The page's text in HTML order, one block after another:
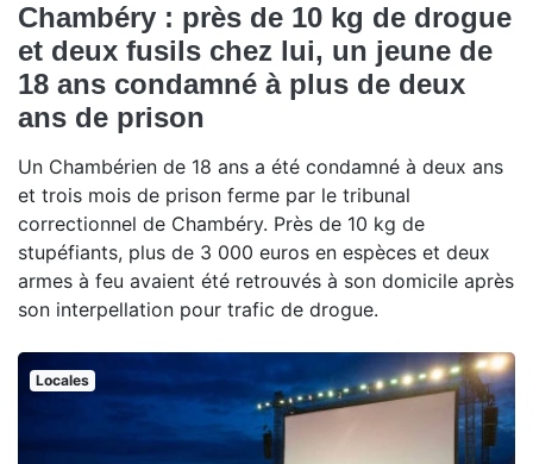
Chambéry : près de 10 kg de drogue
et deux fusils chez lui, un jeune de
18 ans condamné à plus de deux
ans de prison
Un Chambérien de 18 ans a été condamné à deux ans
et trois mois de prison ferme par le tribunal
correctionnel de Chambéry. Près de 10 kg de
stupéfiants, plus de 3 000 euros en espèces et deux
armes à feu avaient été retrouvés à son domicile après
son interpellation pour trafic de drogue.
Locales